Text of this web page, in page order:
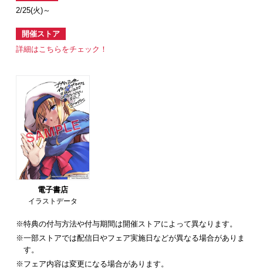
2/25(火)～
開催ストア
詳細はこちらをチェック！
電子書店
イラストデータ
※特典の付与方法や付与期間は開催ストアによって異なります。
※一部ストアでは配信日やフェア実施日などが異なる場合がありま
す。
※フェア内容は変更になる場合があります。